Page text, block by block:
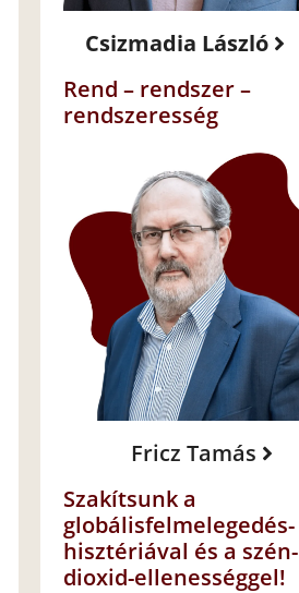
Csizmadia László
Rend – rendszer –
rendszeresség
Fricz Tamás
Szakítsunk a
globálisfelmelegedés-
hisztériával és a szén-
dioxid-ellenességgel!